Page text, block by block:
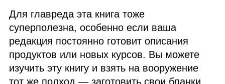
Для главреда эта книга тоже
суперполезна, особенно если ваша
редакция постоянно готовит описания
продуктов или новых курсов. Вы можете
изучить эту книгу и взять на вооружение
тот же подход — заготовить свои бланки